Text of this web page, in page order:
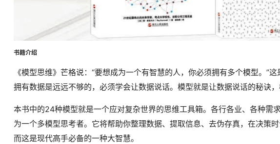
书籍介绍
《模型思维》芒格说：“要想成为一个有智慧的人，你必须拥有多个模型。”
拥有数据是远远不够的，必须学会让数据说话。模型就是让数据说话的秘诀
本书中的24种模型就是一个应对复杂世界的思维工具箱。各行各业、各种需
为一个多模型思考者。它将帮助你整理数据、提取信息、去伪存真，在决策
而这是现代高手必备的一种大智慧。